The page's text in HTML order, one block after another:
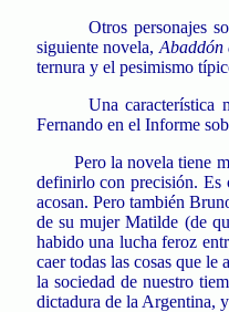
Otros personajes
siguiente novela, Abaddón
ternura y el pesimismo
Una característica
Fernando en el Informe
Pero la novela tiene
definirlo con precisión. Es
acosan. Pero también
de su mujer Matilde (de
habido una lucha feroz
caer todas las cosas que
la sociedad de nuestro
dictadura de la Argentina,